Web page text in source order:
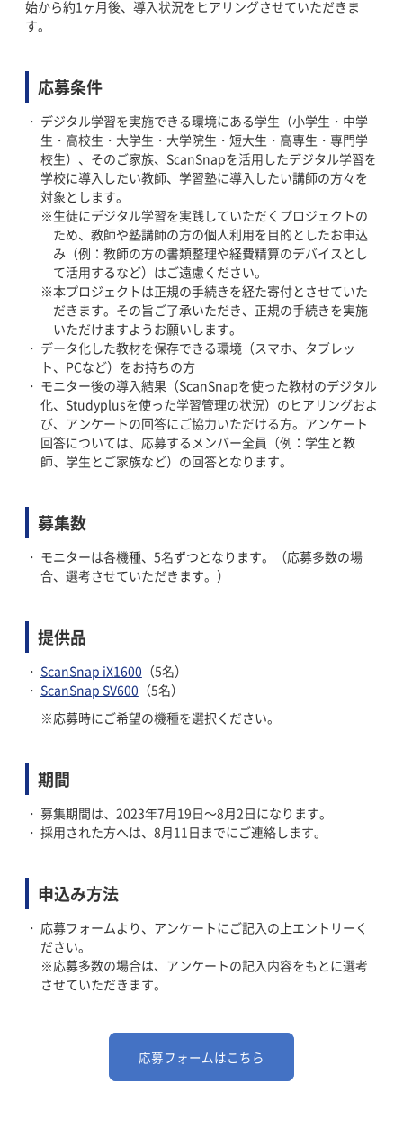
始から約1ヶ月後、導入状況をヒアリングさせていただきま
す。
応募条件
デジタル学習を実施できる環境にある学生（小学生・中学
生・高校生・大学生・大学院生・短大生・高専生・専門学
校生）、そのご家族、ScanSnapを活用したデジタル学習を
学校に導入したい教師、学習塾に導入したい講師の方々を
対象とします。
生徒にデジタル学習を実践していただくプロジェクトの
ため、教師や塾講師の方の個人利用を目的としたお申込
み（例：教師の方の書類整理や経費精算のデバイスとし
て活用するなど）はご遠慮ください。
本プロジェクトは正規の手続きを経た寄付とさせていた
だきます。その旨ご了承いただき、正規の手続きを実施
いただけますようお願いします。
データ化した教材を保存できる環境（スマホ、タブレッ
ト、PCなど）をお持ちの方
モニター後の導入結果（ScanSnapを使った教材のデジタル
化、Studyplusを使った学習管理の状況）のヒアリングおよ
び、アンケートの回答にご協力いただける方。アンケート
回答については、応募するメンバー全員（例：学生と教
師、学生とご家族など）の回答となります。
募集数
モニターは各機種、5名ずつとなります。（応募多数の場
合、選考させていただきます。）
提供品
ScanSnap iX1600 （5名）
ScanSnap SV600 （5名）
応募時にご希望の機種を選択ください。
期間
募集期間は、2023年7月19日～8月2日になります。
採用された方へは、8月11日までにご連絡します。
申込み方法
応募フォームより、アンケートにご記入の上エントリーく
ださい。
※応募多数の場合は、アンケートの記入内容をもとに選考
させていただきます。
応募フォームはこちら